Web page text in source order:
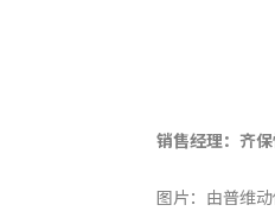
销售经理：齐
图片：由普维